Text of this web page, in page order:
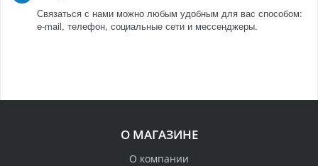
Связаться с нами можно любым удобным для вас способом:
e-mail, телефон, социальные сети и мессенджеры.
О МАГАЗИНЕ
О компании